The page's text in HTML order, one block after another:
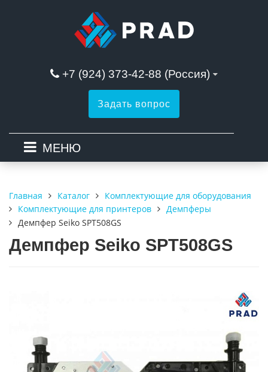
+7 (924) 373-42-88 (Россия)
Задать вопрос
МЕНЮ
Главная Каталог
Комплектующие для оборудования
Комплектующие для принтеров
Демпферы
Демпфер Seiko SPT508GS
Демпфер Seiko SPT508GS